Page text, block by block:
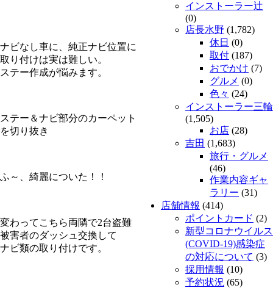
ナビなし車に、純正ナビ位置に
取り付けは実は難しい。
ステー作成が悩みます。
ステー＆ナビ部分のカーペット
を切り抜き
ふ～、綺麗についた！！
変わってこちら両隣で2台盗難
被害者のダッシュ交換して
ナビ類の取り付けです。
インストーラー辻
(0)
店長水野 (1,782)
休日 (0)
取付 (187)
おでかけ (7)
グルメ (0)
色々 (24)
インストーラー三輪
(1,505)
お店 (28)
吉田 (1,683)
旅行・グルメ
(46)
作業内容ギャ
ラリー (31)
店舗情報 (414)
ポイントカード (2)
新型コロナウイルス
(COVID-19)感染症
の対応について (3)
採用情報 (10)
予約状況 (65)